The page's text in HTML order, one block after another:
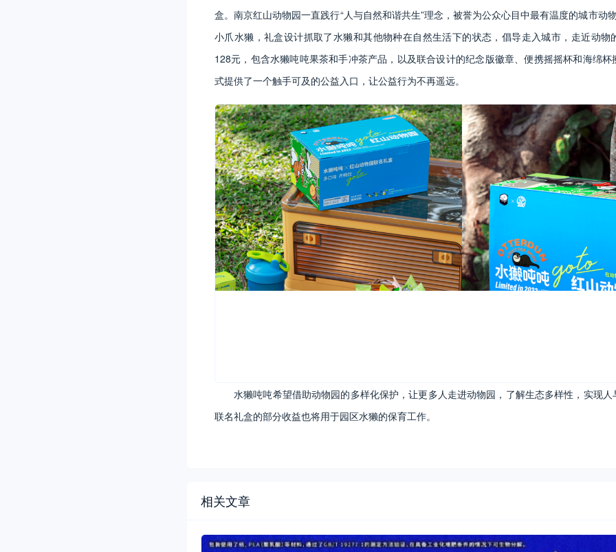
盒。南京红山动物园一直践行“人与自然和谐共生”理念，被誉为公众心目中最有温度的城市动
小爪水獭，礼盒设计抓取了水獭和其他物种在自然生活下的状态，倡导走入城市，走近动物
128元，包含水獭吨吨果茶和手冲茶产品，以及联合设计的纪念版徽章、便携摇摇杯和海绵
式提供了一个触手可及的公益入口，让公益行为不再遥远。
水獭吨吨希望借助动物园的多样化保护，让更多人走进动物园，了解生态多样性，实现
联名礼盒的部分收益也将用于园区水獭的保育工作。
相关文章